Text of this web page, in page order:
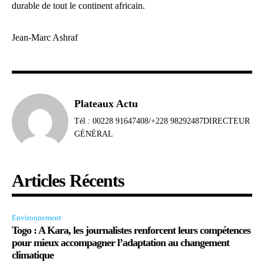
durable de tout le continent africain.
Jean-Marc Ashraf
Plateaux Actu
Tél : 00228 91647408/+228 98292487DIRECTEUR
GÉNÉRAL
Articles Récents
Environnement
Togo : A Kara, les journalistes renforcent leurs compétences
pour mieux accompagner l’adaptation au changement
climatique